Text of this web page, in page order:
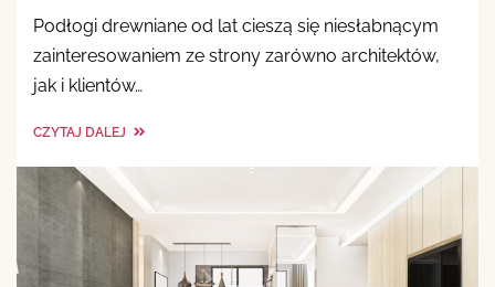
Podłogi drewniane od lat cieszą się niesłabnącym
zainteresowaniem ze strony zarówno architektów,
jak i klientów…
CZYTAJ DALEJ